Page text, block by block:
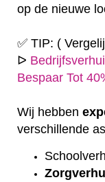
op de nieuwe
✅ TIP: (
ᐅ
Bespaar Tot
Wij hebben
verschillende